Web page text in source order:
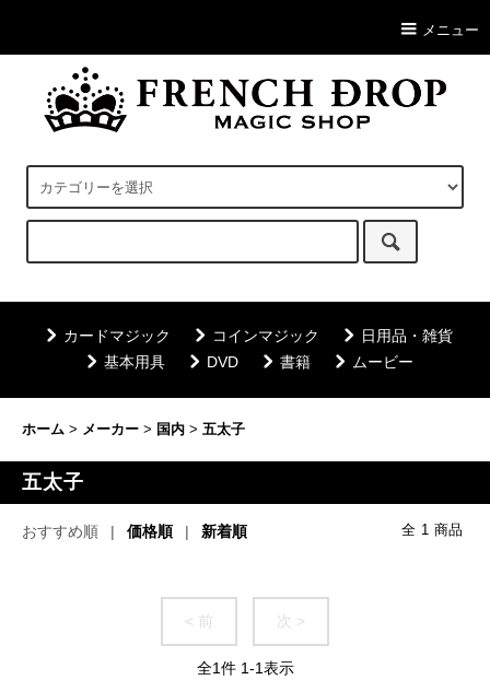
メニュー
カードマジック コインマジック
日用品・雑貨
基本用具
DVD 書籍 ムービー
ホーム > メーカー > 国内 > 五太子
五太子
おすすめ順 価格順 新着順 全 1 商品
< 前 次 >
全1件 1-1表示